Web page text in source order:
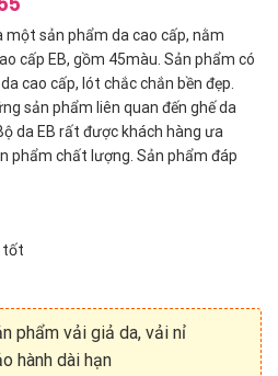
một sản phẩm da cao cấp, nằm
cấp EB, gồm 45màu. Sản phẩm có
cao cấp, lót chắc chắn bền đẹp.
sản phẩm liên quan đến ghế da
da EB rất được khách hàng ưa
phẩm chất lượng. Sản phẩm đáp
tốt
phẩm vải giả da, vải nỉ
hành dài hạn